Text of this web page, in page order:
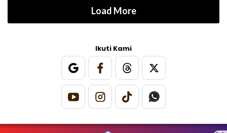
Load More
Ikuti Kami